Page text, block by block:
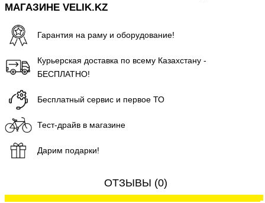
МАГАЗИНЕ VELIK.KZ
Гарантия на раму и оборудование!
Курьерская доставка по всему Казахстану -
БЕСПЛАТНО!
Бесплатный сервис и первое ТО
Тест-драйв в магазине
Дарим подарки!
ОТЗЫВЫ (0)